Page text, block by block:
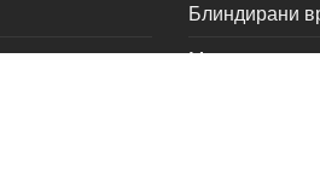
Блиндирани
Метални